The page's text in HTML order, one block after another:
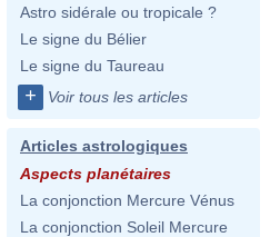
Astro sidérale ou tropicale ?
Le signe du Bélier
Le signe du Taureau
+ Voir tous les articles
Articles astrologiques
Aspects planétaires
La conjonction Mercure Vénus
La conjonction Soleil Mercure